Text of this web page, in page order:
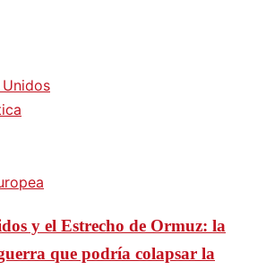
y el Estrecho de Ormuz: la
que podría colapsar la